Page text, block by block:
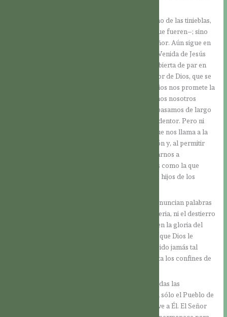
No debemos dejarnos “engullir” por el dinamismo de las tinieblas,
por los desastres que nos amenazan –sean los que fueren–; sino
que hemos de poner nuestra esperanza en el Señor. Aún sigue en
pie la “hora de la gracia” que se inauguró con la Venida de Jesús
para toda la humanidad. La puerta todavía está abierta de par en
par, y cada persona está llamada a acoger el amor de Dios, que se
le ofrece tan tiernamente en el Niño de Belén. ¡Dios nos promete la
salvación! La desgracia, en cambio, nos la atraemos nosotros
mismos, cuando rechazamos el amor de Dios y pasamos de largo
ante la puerta abierta del Corazón de nuestro Redentor. Pero ni
siquiera entonces el Señor nos abandona; sino que nos llama a la
conversión. Él toca a la puerta de nuestro corazón y, al permitir
situaciones adversas en nuestra vida, quiere llevarnos a
reflexionar. Él se vale de todo –incluso de plagas como la que
actualmente estamos viviendo– para alejar a Sus hijos de los
Sobre Jerusalén –la tan amada y afligida– se pronuncian palabras
de consuelo. Su destinación no es el luto y la miseria, ni el destierro
y la esclavitud; sino que ella ha de resplandecer en la gloria del
Señor. Está llamada a revestirse con la dignidiad que Dios le
concede. ¿Cuál otra ciudad en el mundo ha recibido jamás tal
esplendor, de modo que su nombre resuene hasta los confines de
Con la Venida de Jesús, llegan a cumplimiento todas las
maravillosas promesas hechas a Jerusalén, si tan sólo el Pueblo de
los judíos lo reconoce como su Mesías y se vuelve a Él. El Señor